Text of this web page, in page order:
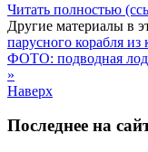
Читать полностью
Другие материалы в
парусного корабля
ФОТО: подводная
»
Наверх
Последнее на